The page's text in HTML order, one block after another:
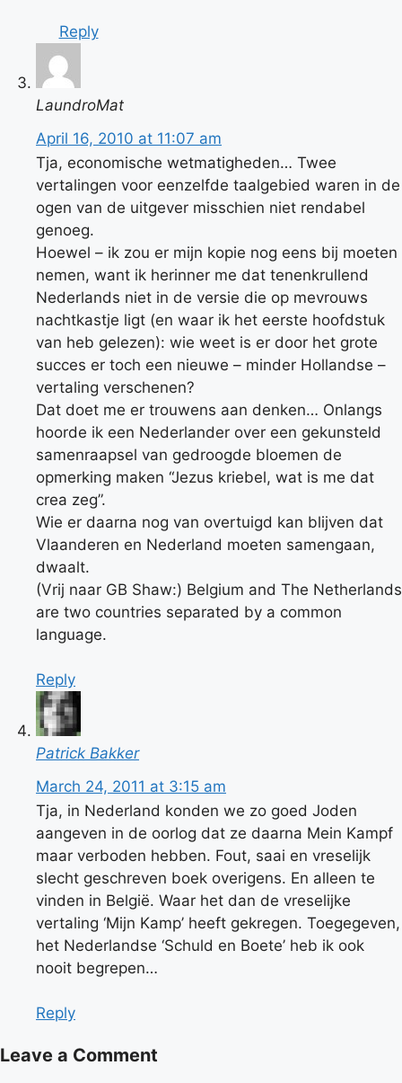
Reply
LaundroMat
April 16, 2010 at 11:07 am
Tja, economische wetmatigheden… Twee
vertalingen voor eenzelfde taalgebied waren in de
ogen van de uitgever misschien niet rendabel
genoeg.
Hoewel – ik zou er mijn kopie nog eens bij moeten
nemen, want ik herinner me dat tenenkrullend
Nederlands niet in de versie die op mevrouws
nachtkastje ligt (en waar ik het eerste hoofdstuk
van heb gelezen): wie weet is er door het grote
succes er toch een nieuwe – minder Hollandse –
vertaling verschenen?
Dat doet me er trouwens aan denken… Onlangs
hoorde ik een Nederlander over een gekunsteld
samenraapsel van gedroogde bloemen de
opmerking maken “Jezus kriebel, wat is me dat
crea zeg”.
Wie er daarna nog van overtuigd kan blijven dat
Vlaanderen en Nederland moeten samengaan,
dwaalt.
(Vrij naar GB Shaw:) Belgium and The Netherlands
are two countries separated by a common
language.
Reply
Patrick Bakker
March 24, 2011 at 3:15 am
Tja, in Nederland konden we zo goed Joden
aangeven in de oorlog dat ze daarna Mein Kampf
maar verboden hebben. Fout, saai en vreselijk
slecht geschreven boek overigens. En alleen te
vinden in België. Waar het dan de vreselijke
vertaling ‘Mijn Kamp’ heeft gekregen. Toegegeven,
het Nederlandse ‘Schuld en Boete’ heb ik ook
nooit begrepen…
Reply
Leave a Comment